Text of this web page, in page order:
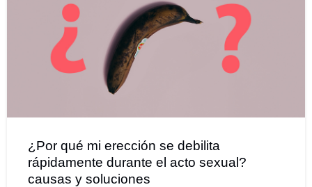
¿Por qué mi erección se debilita
rápidamente durante el acto sexual?
causas y soluciones